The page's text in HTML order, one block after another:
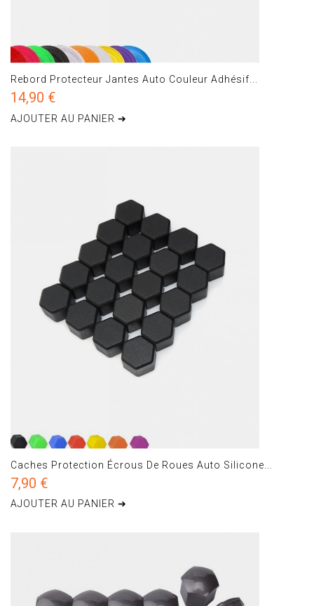
Rebord Protecteur Jantes Auto Couleur Adhésif...
14,90 €
AJOUTER AU PANIER ➔
Caches Protection Écrous De Roues Auto Silicone...
7,90 €
AJOUTER AU PANIER ➔